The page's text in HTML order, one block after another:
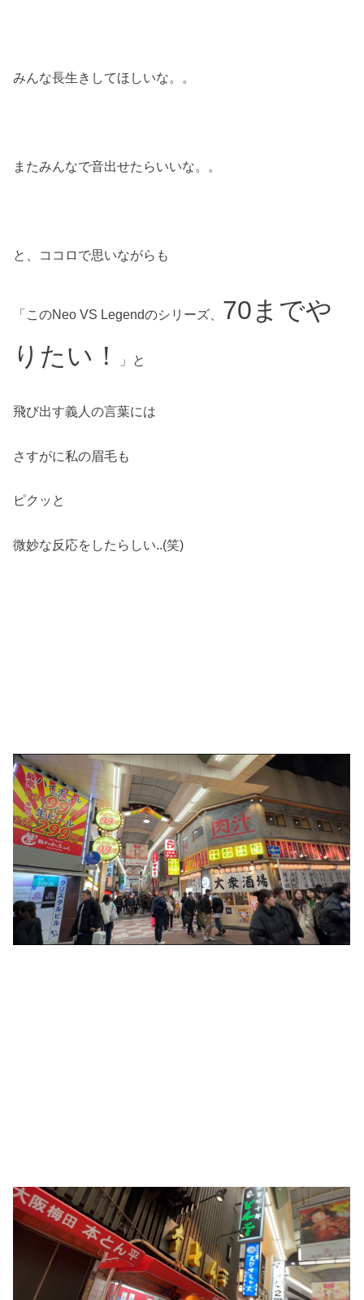
みんな長生きしてほしいな。。
またみんなで音出せたらいいな。。
と、ココロで思いながらも
「このNeo VS Legendのシリーズ、 70までや
りたい！
」と
飛び出す義人の言葉には
さすがに私の眉毛も
ピクッと
微妙な反応をしたらしい..(笑)